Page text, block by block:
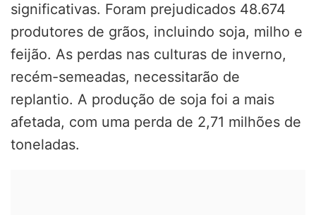
significativas. Foram prejudicados 48.674
produtores de grãos, incluindo soja, milho e
feijão. As perdas nas culturas de inverno,
recém-semeadas, necessitarão de
replantio. A produção de soja foi a mais
afetada, com uma perda de 2,71 milhões de
toneladas.